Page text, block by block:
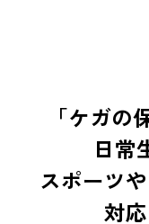
「ケガの
日常
スポーツ
対